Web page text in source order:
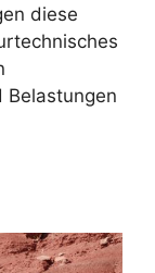
diese
Belastungen